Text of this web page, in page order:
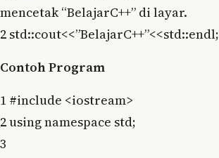
mencetak “BelajarC++” di layar.
2 std::cout<<”BelajarC++”<<std::endl;
Contoh Program
1 #include <iostream>
2 using namespace std;
3